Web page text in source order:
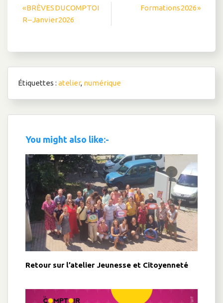
Navigation
de
« BRÈVES DU COMPTOI
R – Janvier 2026
Formations 2026 »
Étiquettes : atelier, numérique
You might also like:-
Retour sur l’atelier Jeunesse et Citoyenneté